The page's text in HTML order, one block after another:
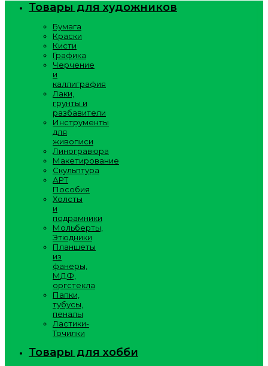
Товары для художников
Бумага
Краски
Кисти
Графика
Черчение
и
каллиграфия
Лаки,
грунты и
разбавители
Инструменты
для
живописи
Линогравюра
Макетирование
Скульптура
АРТ
Пособия
Холсты
и
подрамники
Мольберты,
Этюдники
Планшеты
из
фанеры,
МДФ,
оргстекла
Папки,
тубусы,
пеналы
Ластики-
Точилки
Товары для хобби